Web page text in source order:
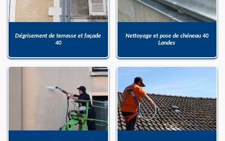
Dégrisement de terrasse et façade
40
Nettoyage et pose de chéneau 40
Landes